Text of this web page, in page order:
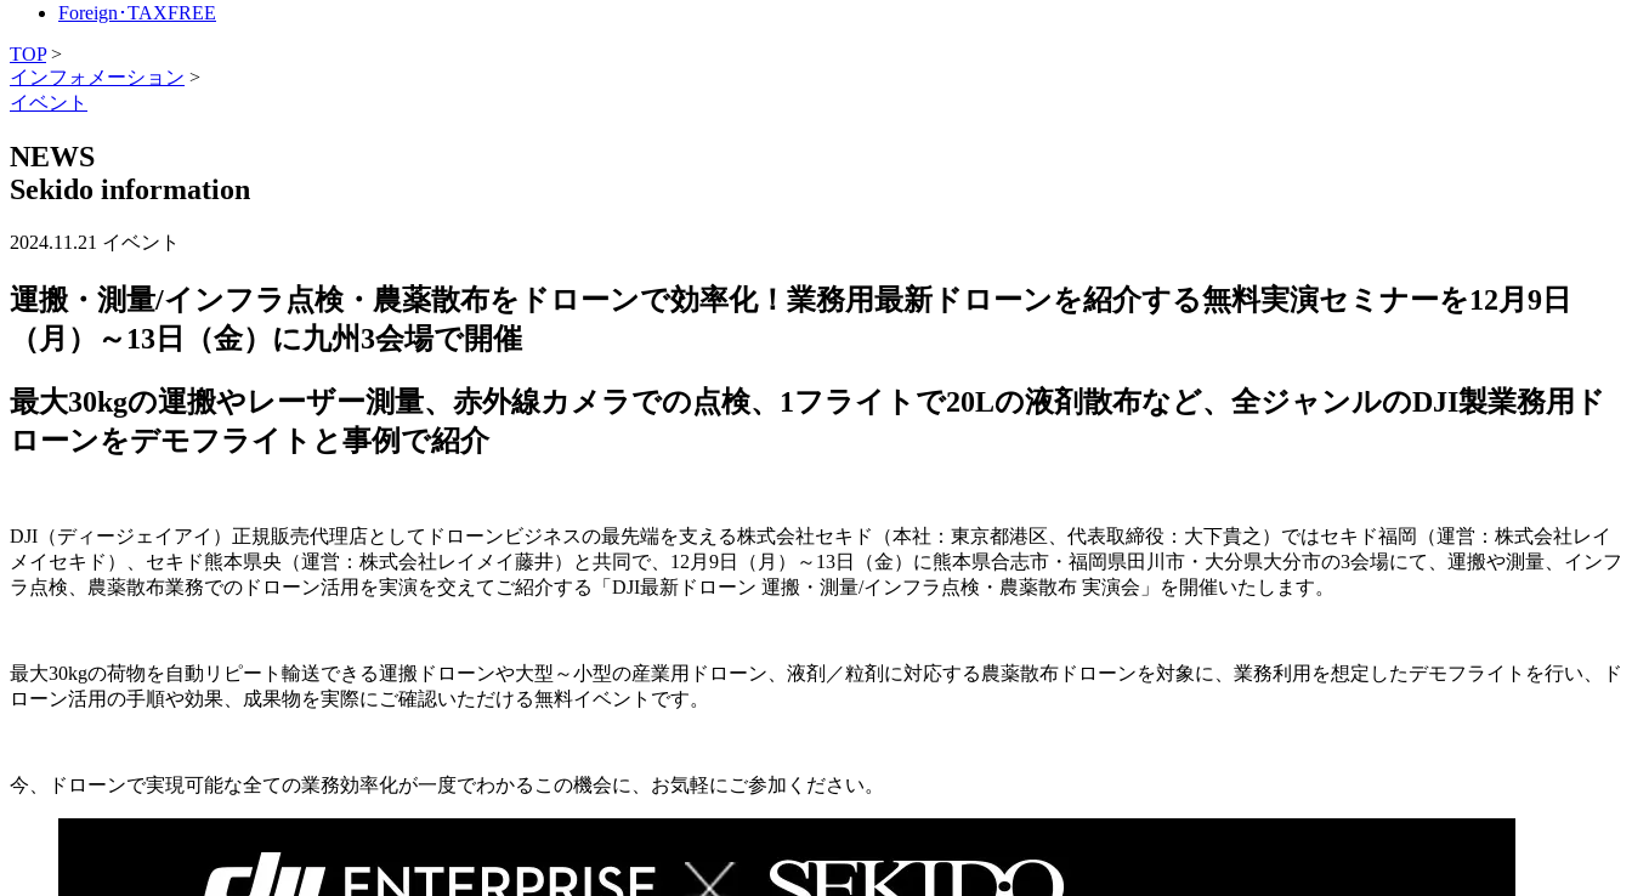
Foreign･TAXFREE
TOP>
インフォメーション >
イベント
NEWS
Sekido information
2024.11.21 イベント
運搬・測量/インフラ点検・農薬散布をドローンで効率化！業務用最新ドローンを紹介する無料実演セミナーを12月9日
（月）～13日（金）に九州3会場で開催
最大30kgの運搬やレーザー測量、赤外線カメラでの点検、1フライトで20Lの液剤散布など、全ジャンルのDJI製業務用ド
ローンをデモフライトと事例で紹介
DJI（ディージェイアイ）正規販売代理店としてドローンビジネスの最先端を支える株式会社セキド（本社：東京都港区、代表取締役：⼤下貴之）ではセキド福岡（運営：株式会社レイ
メイセキド）、セキド熊本県央（運営：株式会社レイメイ藤井）と共同で、12月9日（月）～13日（金）に熊本県合志市・福岡県田川市・大分県大分市の3会場にて、運搬や測量、インフ
ラ点検、農薬散布業務でのドローン活用を実演を交えてご紹介する「DJI最新ドローン 運搬・測量/インフラ点検・農薬散布 実演会」を開催いたします。
最大30kgの荷物を自動リピート輸送できる運搬ドローンや大型～小型の産業用ドローン、液剤／粒剤に対応する農薬散布ドローンを対象に、業務利用を想定したデモフライトを行い、ド
ローン活用の手順や効果、成果物を実際にご確認いただける無料イベントです。
今、ドローンで実現可能な全ての業務効率化が一度でわかるこの機会に、お気軽にご参加ください。